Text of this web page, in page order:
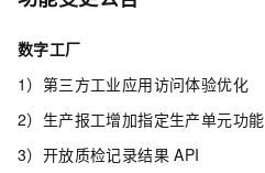
数字工厂
1）第三方工业应用访问体验优化
2）生产报工增加指定生产单元功能
3）开放质检记录结果 API